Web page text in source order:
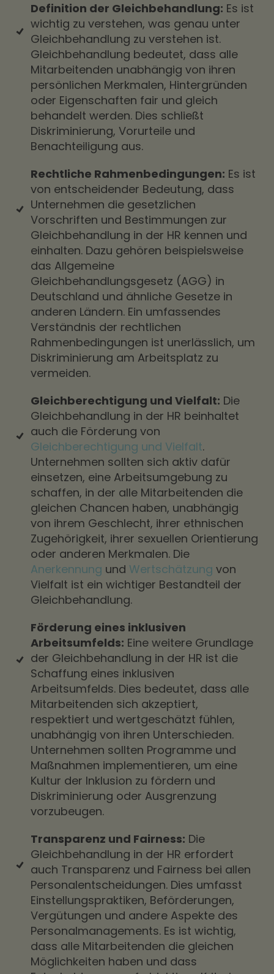
Definition der Gleichbehandlung: Es ist
wichtig zu verstehen, was genau unter
Gleichbehandlung zu verstehen ist.
Gleichbehandlung bedeutet, dass alle
Mitarbeitenden unabhängig von ihren
persönlichen Merkmalen, Hintergründen
oder Eigenschaften fair und gleich
behandelt werden. Dies schließt
Diskriminierung, Vorurteile und
Benachteiligung aus.
Rechtliche Rahmenbedingungen: Es ist
von entscheidender Bedeutung, dass
Unternehmen die gesetzlichen
Vorschriften und Bestimmungen zur
Gleichbehandlung in der HR kennen und
einhalten. Dazu gehören beispielsweise
das Allgemeine
Gleichbehandlungsgesetz (AGG) in
Deutschland und ähnliche Gesetze in
anderen Ländern. Ein umfassendes
Verständnis der rechtlichen
Rahmenbedingungen ist unerlässlich, um
Diskriminierung am Arbeitsplatz zu
vermeiden.
Gleichberechtigung und Vielfalt: Die
Gleichbehandlung in der HR beinhaltet
auch die Förderung von
Gleichberechtigung und Vielfalt.
Unternehmen sollten sich aktiv dafür
einsetzen, eine Arbeitsumgebung zu
schaffen, in der alle Mitarbeitenden die
gleichen Chancen haben, unabhängig
von ihrem Geschlecht, ihrer ethnischen
Zugehörigkeit, ihrer sexuellen Orientierung
oder anderen Merkmalen. Die
Anerkennung und Wertschätzung von
Vielfalt ist ein wichtiger Bestandteil der
Gleichbehandlung.
Förderung eines inklusiven
Arbeitsumfelds: Eine weitere Grundlage
der Gleichbehandlung in der HR ist die
Schaffung eines inklusiven
Arbeitsumfelds. Dies bedeutet, dass alle
Mitarbeitenden sich akzeptiert,
respektiert und wertgeschätzt fühlen,
unabhängig von ihren Unterschieden.
Unternehmen sollten Programme und
Maßnahmen implementieren, um eine
Kultur der Inklusion zu fördern und
Diskriminierung oder Ausgrenzung
vorzubeugen.
Transparenz und Fairness: Die
Gleichbehandlung in der HR erfordert
auch Transparenz und Fairness bei allen
Personalentscheidungen. Dies umfasst
Einstellungspraktiken, Beförderungen,
Vergütungen und andere Aspekte des
Personalmanagements. Es ist wichtig,
dass alle Mitarbeitenden die gleichen
Möglichkeiten haben und dass